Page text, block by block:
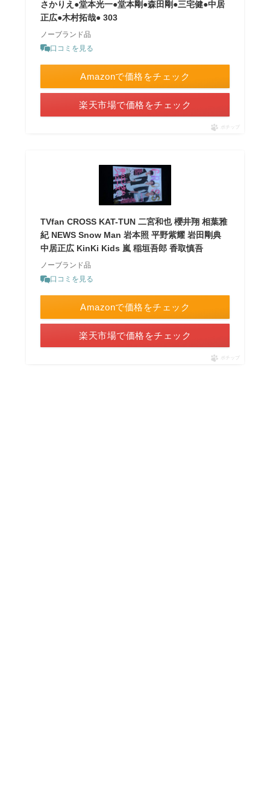
さかりえ●堂本光一●堂本剛●森田剛●三宅健●中居
正広●木村拓哉● 303
ノーブランド品
口コミを見る
Amazonで価格をチェック
楽天市場で価格をチェック
ポチップ
TVfan CROSS KAT-TUN 二宮和也 櫻井翔 相葉雅
紀 NEWS Snow Man 岩本照 平野紫耀 岩田剛典
中居正広 KinKi Kids 嵐 稲垣吾郎 香取慎吾
ノーブランド品
口コミを見る
Amazonで価格をチェック
楽天市場で価格をチェック
ポチップ